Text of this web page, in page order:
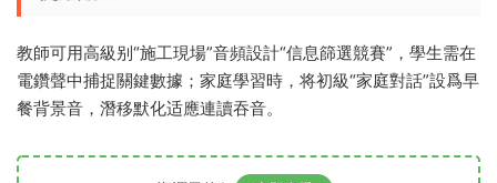
教師可用高級别“施工現場”音頻設計“信息篩選競賽”，學生需在
電鑽聲中捕捉關鍵數據；家庭學習時，将初級“家庭對話”設爲早
餐背景音，潛移默化适應連讀吞音。